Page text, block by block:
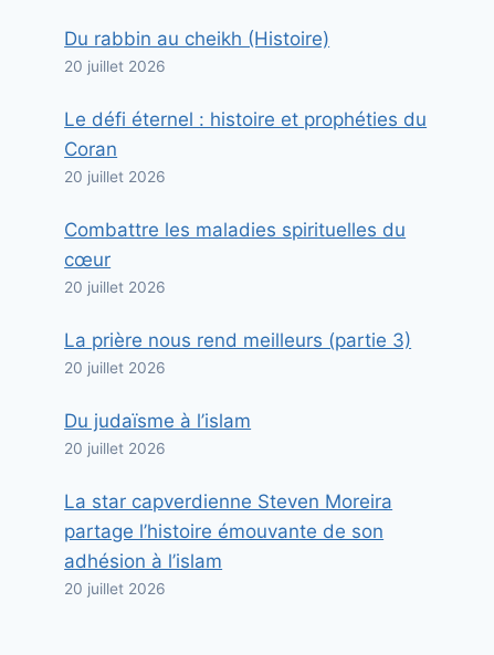
Du rabbin au cheikh (Histoire)
20 juillet 2026
Le défi éternel : histoire et prophéties du
Coran
20 juillet 2026
Combattre les maladies spirituelles du
cœur
20 juillet 2026
La prière nous rend meilleurs (partie 3)
20 juillet 2026
Du judaïsme à l’islam
20 juillet 2026
La star capverdienne Steven Moreira
partage l’histoire émouvante de son
adhésion à l’islam
20 juillet 2026